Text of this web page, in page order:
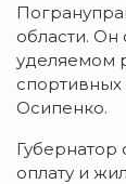
области. Он
уделяемом
Осипенко.
оплату и